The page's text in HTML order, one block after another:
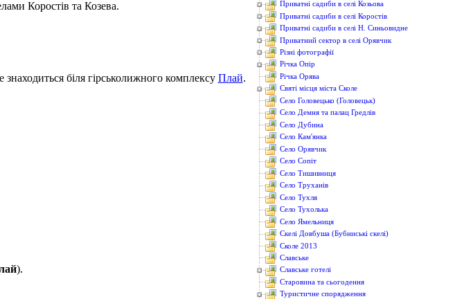
Коростів та Козева.
знаходиться біля гірськолижного комплексу Плай.
).
Приватні садиби в селі Козьова
Приватні садиби в селі Коростів
Приватні садиби в селі Н. Синьовидне
Приватний сектор в селі Орявчик
Різні фотографії
Річка Опір
Річка Орява
Святі місця міста Сколе
Село Головецько (Головецьк)
Село Демня та палац Гредлів
Село Дубина
Село Кам'янка
Село Орявчик
Село Сопіт
Село Тишивниця
Село Труханів
Село Тухля
Село Тухолька
Село Ямельниця
Скелі Довбуша (Бубниські скелі)
Сколе 2013
Славське
Славське готелі
Старовина та сьогодення
Туристичне спорядження